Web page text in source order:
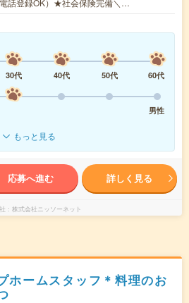
話登録OK）★社会保険完備＼…
30代 40代 50代
60代
男性
もっと見る
応募へ進む 詳しく見る
株式会社ニッソーネット
ホームスタッフ＊料理のお